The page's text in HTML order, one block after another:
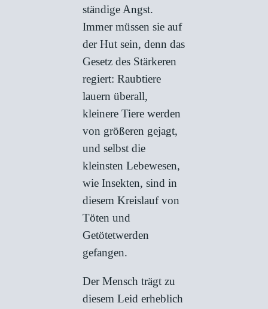
ständige Angst.
Immer müssen sie auf
der Hut sein, denn das
Gesetz des Stärkeren
regiert: Raubtiere
lauern überall,
kleinere Tiere werden
von größeren gejagt,
und selbst die
kleinsten Lebewesen,
wie Insekten, sind in
diesem Kreislauf von
Töten und
Getötetwerden
gefangen.
Der Mensch trägt zu
diesem Leid erheblich